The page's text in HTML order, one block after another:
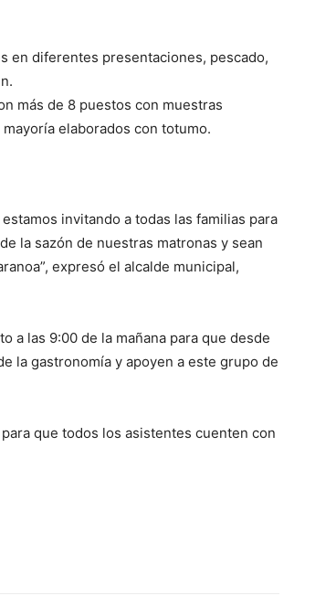
en diferentes presentaciones, pescado,
más de 8 puestos con muestras
elaborados con totumo.
invitando a todas las familias para
la sazón de nuestras matronas y sean
expresó el alcalde municipal,
a las 9:00 de la mañana para que desde
la gastronomía y apoyen a este grupo de
que todos los asistentes cuenten con